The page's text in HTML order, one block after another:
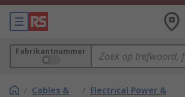
Fabrikantnummer
/ Cables &
/ Electrical Power &